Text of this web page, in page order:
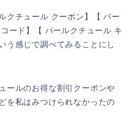
クチュール クーポン】【 パー
ード】【 パールクチュール キ
う感じで調べてみることにし
ールのお得な割引クーポンや
を私はみつけられなかったの